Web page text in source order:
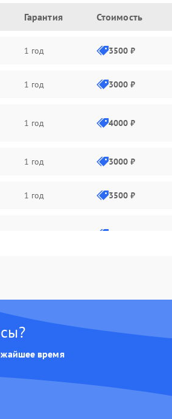
Гарантия Стоимость
1 год 3500 ₽
1 год 3000 ₽
1 год 4000 ₽
1 год 3000 ₽
1 год 3500 ₽
2800 ₽
время